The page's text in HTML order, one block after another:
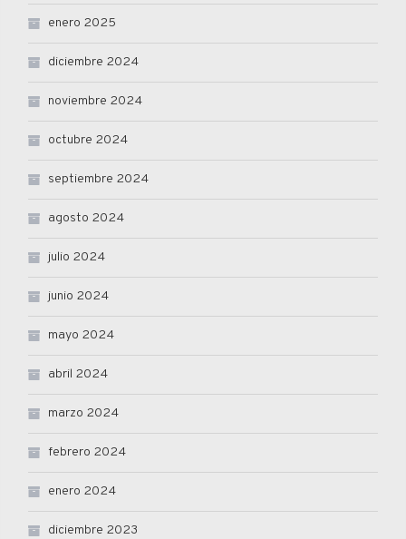
enero 2025
diciembre 2024
noviembre 2024
octubre 2024
septiembre 2024
agosto 2024
julio 2024
junio 2024
mayo 2024
abril 2024
marzo 2024
febrero 2024
enero 2024
diciembre 2023